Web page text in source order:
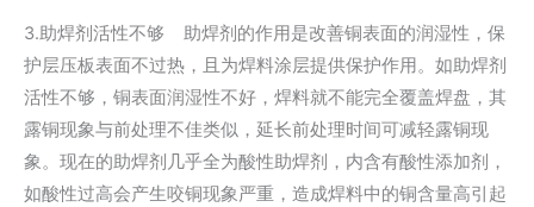
3.助焊剂活性不够 助焊剂的作用是改善铜表面的润湿性，保
护层压板表面不过热，且为焊料涂层提供保护作用。如助焊剂
活性不够，铜表面润湿性不好，焊料就不能完全覆盖焊盘，其
露铜现象与前处理不佳类似，延长前处理时间可减轻露铜现
象。现在的助焊剂几乎全为酸性助焊剂，内含有酸性添加剂，
如酸性过高会产生咬铜现象严重，造成焊料中的铜含量高引起